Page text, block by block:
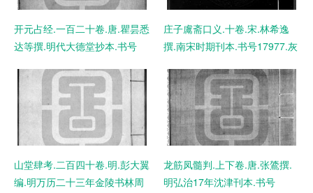
开元占经.一百二十卷.唐.瞿昙悉
达等撰.明代大德堂抄本.书号
载
庄子鬳斋口义.十卷.宋.林希逸
撰.南宋时期刊本.书号17977.灰
山堂肆考.二百四十卷.明.彭大翼
编.明万历二十三年金陵书林周
龙筋凤髓判.上下卷.唐.张鷟撰.
明弘治17年沈津刊本.书号